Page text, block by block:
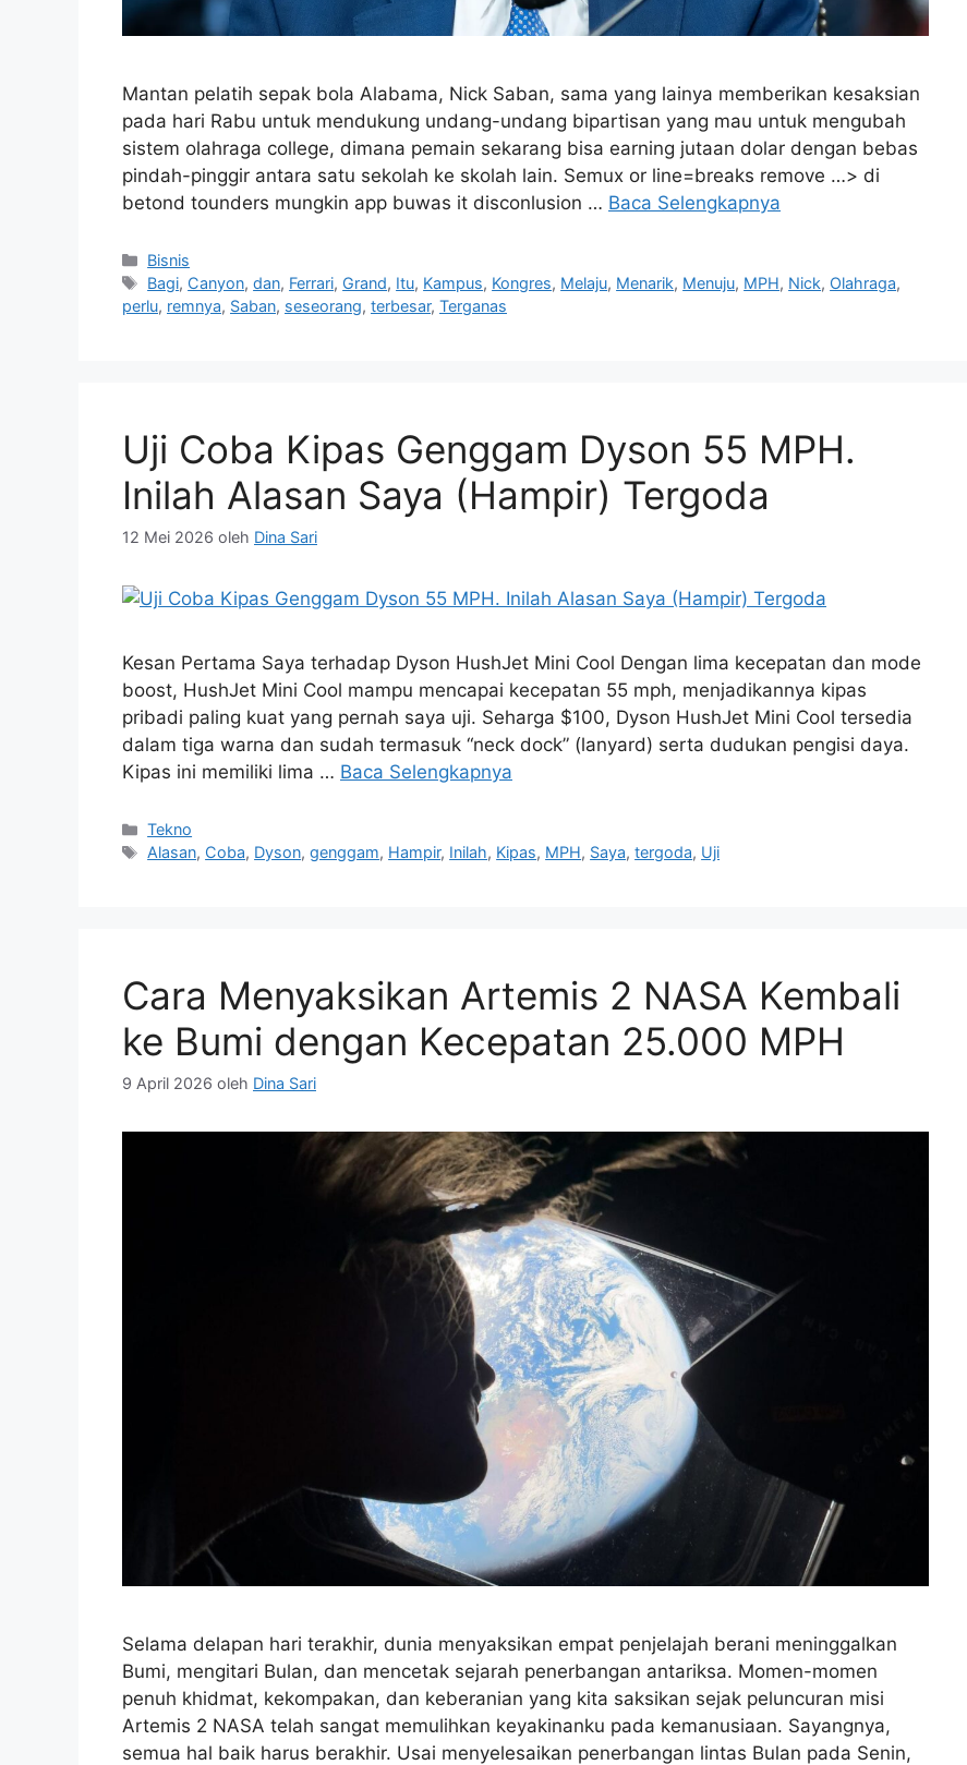
Mantan pelatih sepak bola Alabama, Nick Saban, sama yang lainya memberikan kesaksian
pada hari Rabu untuk mendukung undang-undang bipartisan yang mau untuk mengubah
sistem olahraga college, dimana pemain sekarang bisa earning jutaan dolar dengan bebas
pindah-pinggir antara satu sekolah ke skolah lain. Semux or line=breaks remove …> di
betond tounders mungkin app buwas it disconlusion … Baca Selengkapnya
Kategori
Bisnis
Tag
Bagi, Canyon,dan, Ferrari, Grand, Itu, Kampus, Kongres, Melaju, Menarik, Menuju, MPH, Nick, Olahraga,
perlu, remnya, Saban, seseorang, terbesar, Terganas
Uji Coba Kipas Genggam Dyson 55 MPH.
Inilah Alasan Saya (Hampir) Tergoda
12 Mei 2026 oleh Dina Sari
Kesan Pertama Saya terhadap Dyson HushJet Mini Cool Dengan lima kecepatan dan mode
boost, HushJet Mini Cool mampu mencapai kecepatan 55 mph, menjadikannya kipas
pribadi paling kuat yang pernah saya uji. Seharga $100, Dyson HushJet Mini Cool tersedia
dalam tiga warna dan sudah termasuk “neck dock” (lanyard) serta dudukan pengisi daya.
Kipas ini memiliki lima … Baca Selengkapnya
Kategori
Tekno
Tag
Alasan, Coba, Dyson,genggam, Hampir, Inilah, Kipas, MPH, Saya,tergoda, Uji
Cara Menyaksikan Artemis 2 NASA Kembali
ke Bumi dengan Kecepatan 25.000 MPH
9 April 2026 oleh Dina Sari
Selama delapan hari terakhir, dunia menyaksikan empat penjelajah berani meninggalkan
Bumi, mengitari Bulan, dan mencetak sejarah penerbangan antariksa. Momen-momen
penuh khidmat, kekompakan, dan keberanian yang kita saksikan sejak peluncuran misi
Artemis 2 NASA telah sangat memulihkan keyakinanku pada kemanusiaan. Sayangnya,
semua hal baik harus berakhir. Usai menyelesaikan penerbangan lintas Bulan pada Senin,